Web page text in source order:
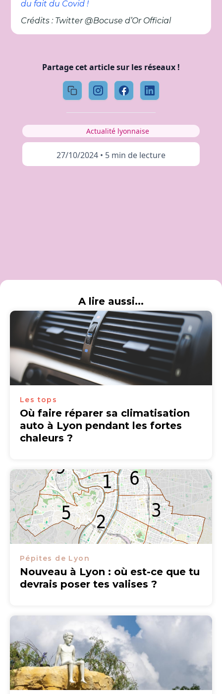
du fait du Covid !
Crédits : Twitter @Bocuse d’Or Official
Partage cet article sur les réseaux !
Actualité lyonnaise
27/10/2024 • 5 min de lecture
A lire aussi...
Les tops
Où faire réparer sa climatisation
auto à Lyon pendant les fortes
chaleurs ?
Pépites de Lyon
Nouveau à Lyon : où est-ce que tu
devrais poser tes valises ?